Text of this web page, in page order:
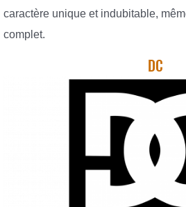
caractère unique et indubitable,
complet.
DC